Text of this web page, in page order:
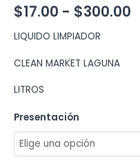
$17.00 - $300.00
LIQUIDO LIMPIADOR
CLEAN MARKET LAGUNA
LITROS
Presentación